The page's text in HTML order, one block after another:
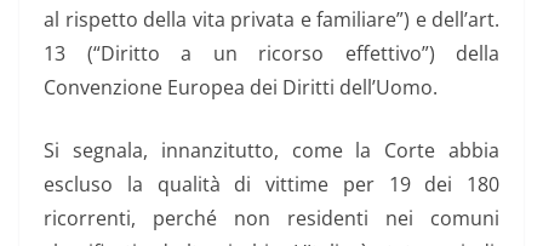
al rispetto della vita privata e familiare”) e dell’art.
13 (“Diritto a un ricorso effettivo”) della
Convenzione Europea dei Diritti dell’Uomo.
Si segnala, innanzitutto, come la Corte abbia
escluso la qualità di vittime per 19 dei 180
ricorrenti, perché non residenti nei comuni